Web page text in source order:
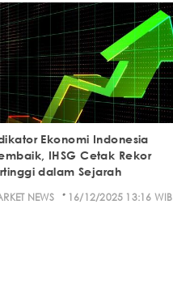
Ekonomi Indonesia
IHSG Cetak Rekor
dalam Sejarah
NEWS · 16/12/2025 13:16 WIB